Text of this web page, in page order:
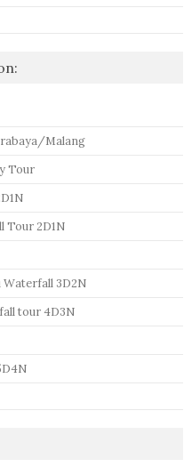
Malang
Tour
Tour 2D1N
Waterfall 3D2N
tour 4D3N